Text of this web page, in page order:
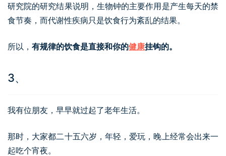
研究院的研究结果说明，生物钟的主要作用是产生每天的禁
食节奏，而代谢性疾病只是饮食行为紊乱的结果。
所以， 有规律的饮食是直接和你的健康挂钩的。
3、
我有位朋友，早早就过起了老年生活。
那时，大家都二十五六岁，年轻，爱玩，晚上经常会出来一
起吃个宵夜。